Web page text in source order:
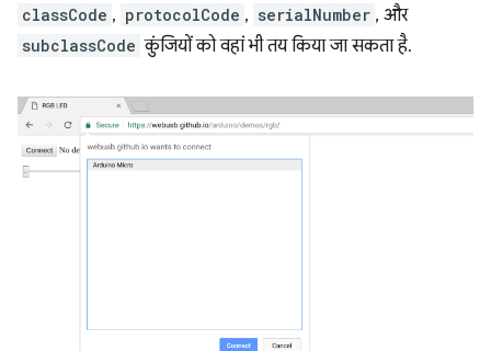
classCode , protocolCode , serialNumber , और
subclassCode कुंजियों को वहां भी तय किया जा सकता है.